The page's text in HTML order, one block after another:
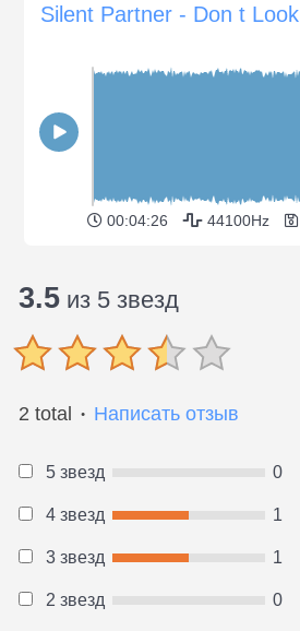
Silent Partner - Don t Look
00:04:26 44100Hz
3.5 из 5 звезд
2 total ● Написать отзыв
5 звезд 0
4 звезд 1
3 звезд 1
2 звезд 0